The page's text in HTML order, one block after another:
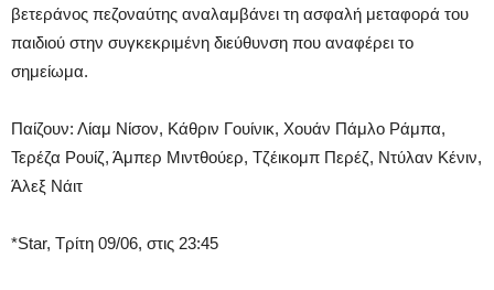
βετεράνος πεζοναύτης αναλαμβάνει τη ασφαλή μεταφορά του
παιδιού στην συγκεκριμένη διεύθυνση που αναφέρει το
σημείωμα.
Παίζουν: Λίαμ Νίσον, Κάθριν Γουίνικ, Χουάν Πάμλο Ράμπα,
Τερέζα Ρουίζ, Άμπερ Μιντθούερ, Τζέικομπ Περέζ, Ντύλαν Κένιν,
Άλεξ Νάιτ
*Star, Τρίτη 09/06, στις 23:45